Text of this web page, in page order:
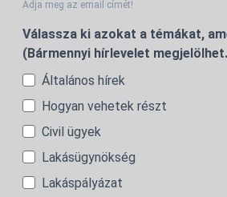
Adja meg az email címét!
Válassza ki azokat a témákat,
(Bármennyi hírlevelet
Általános hírek
Hogyan vehetek részt
Civil ügyek
Lakásügynökség
Lakáspályázat